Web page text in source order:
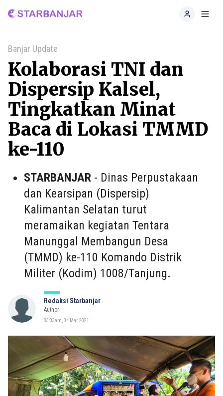
Home
Banjar Update
Kolaborasi TNI dan
Dispersip Kalsel,
Tingkatkan Minat
Baca di Lokasi TMMD
ke-110
STARBANJAR - Dinas Perpustakaan
dan Kearsipan (Dispersip)
Kalimantan Selatan turut
meramaikan kegiatan Tentara
Manunggal Membangun Desa
(TMMD) ke-110 Komando Distrik
Militer (Kodim) 1008/Tanjung.
Redaksi Starbanjar
Author
03:03am, 04 Mar, 2021